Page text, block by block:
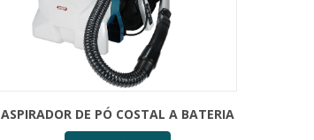
ASPIRADOR DE PÓ COSTAL A BATERIA